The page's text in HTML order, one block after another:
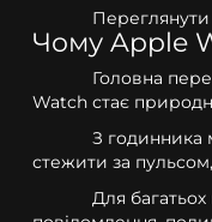
Переглянути
Чому Apple
Головна
Watch стає
З годинника
стежити за
Для